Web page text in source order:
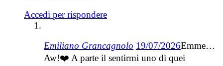
Accedi per rispondere
Emiliano Grancagnolo 19/07/2026Emme…
Aw!❤️ A parte il sentirmi uno di quei